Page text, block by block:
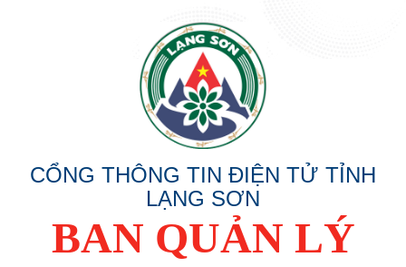
CỔNG THÔNG TIN ĐIỆN TỬ TỈNH
LẠNG SƠN
BAN QUẢN LÝ